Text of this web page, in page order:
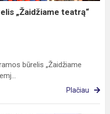
„Žaidžiame teatrą“
būrelis „Žaidžiame
Plačiau